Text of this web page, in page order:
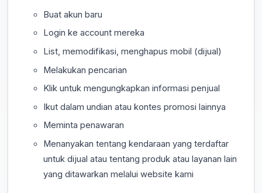
Buat akun baru
Login ke account mereka
List, memodifikasi, menghapus mobil (dijual)
Melakukan pencarian
Klik untuk mengungkapkan informasi penjual
Ikut dalam undian atau kontes promosi lainnya
Meminta penawaran
Menanyakan tentang kendaraan yang terdaftar
untuk dijual atau tentang produk atau layanan lain
yang ditawarkan melalui website kami